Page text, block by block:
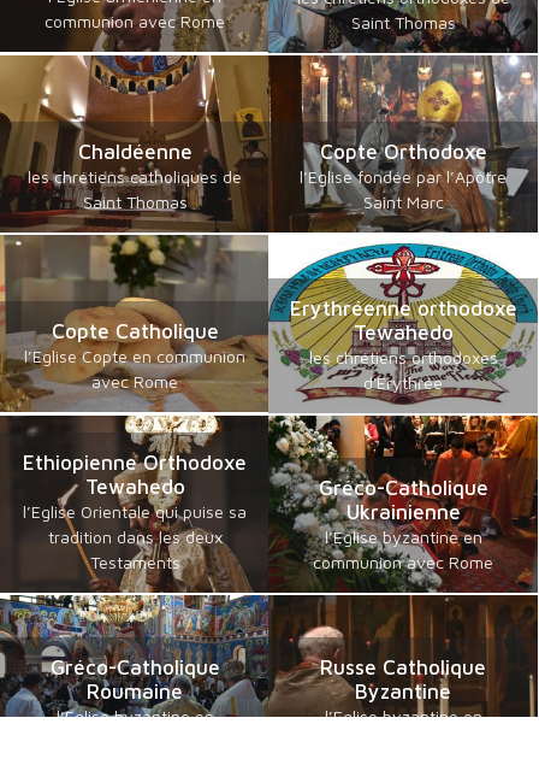
communion avec Rome
Saint Thomas
Chaldéenne
les chrétiens catholiques de
Saint Thomas
Copte Orthodoxe
l’Eglise fondée par l’Apôtre
Saint Marc
Copte Catholique
l’Eglise Copte en communion
avec Rome
Erythréenne orthodoxe
Tewahedo
les chrétiens orthodoxes
d'Erythrée
Ethiopienne Orthodoxe
Tewahedo
l’Eglise Orientale qui puise sa
tradition dans les deux
Testaments
Gréco-Catholique
Ukrainienne
l’Eglise byzantine en
communion avec Rome
Gréco-Catholique
Roumaine
l’Eglise byzantine en
Russe Catholique
Byzantine
l’Eglise byzantine en